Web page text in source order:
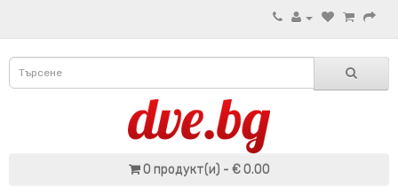
0 продукт(и) - € 0.00